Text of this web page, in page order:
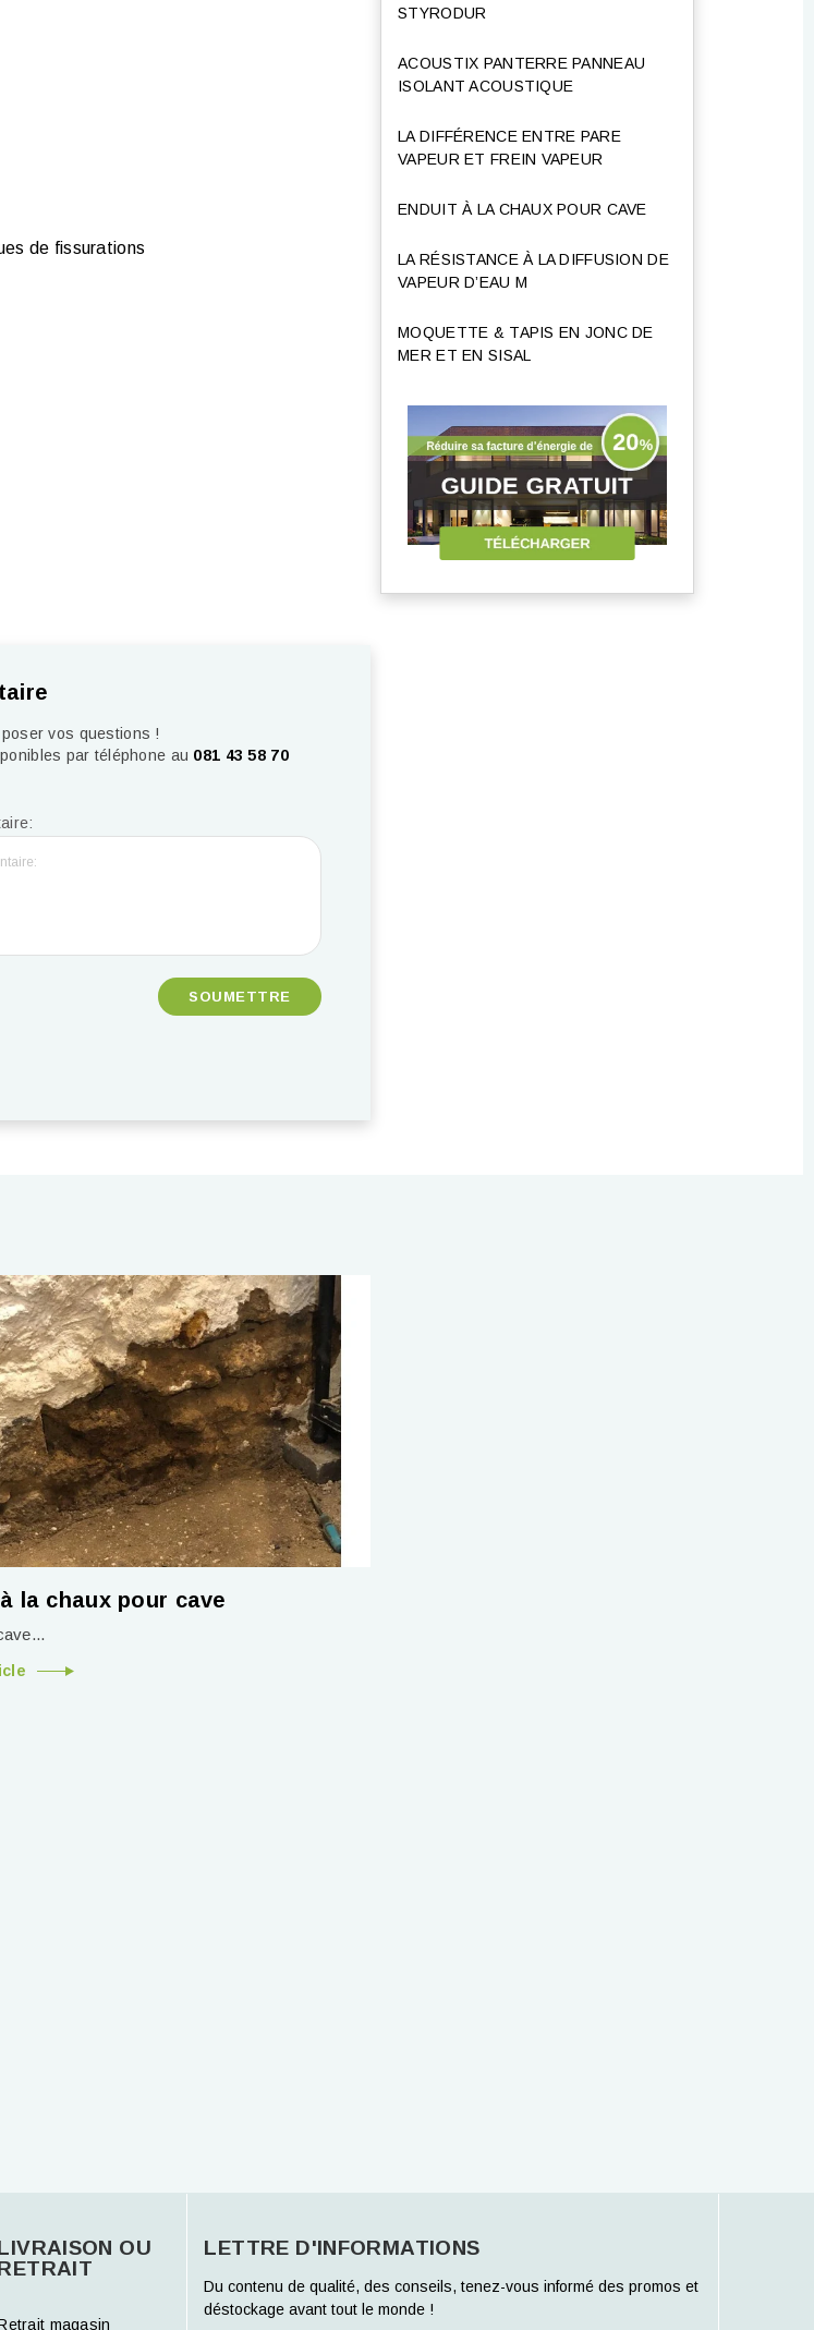
de fissurations
vos questions !
par téléphone au 081 43 58 70
la chaux pour cave
STYRODUR
ACOUSTIX PANTERRE PANNEAU
ISOLANT ACOUSTIQUE
LA DIFFÉRENCE ENTRE PARE
VAPEUR ET FREIN VAPEUR
ENDUIT À LA CHAUX POUR CAVE
LA RÉSISTANCE À LA DIFFUSION DE
VAPEUR D’EAU Μ
MOQUETTE & TAPIS EN JONC DE
MER ET EN SISAL
OU
magasin
LETTRE D'INFORMATIONS
Du contenu de qualité, des conseils, tenez-vous informé des promos et
déstockage avant tout le monde !